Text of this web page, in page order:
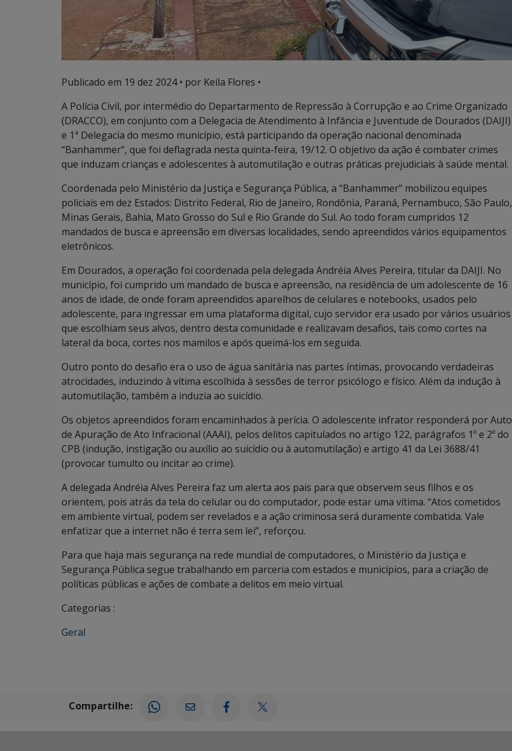
Publicado em 19 dez 2024• por Keila Flores •
A Polícia Civil, por intermédio do Departarmento de Repressão à Corrupção e ao Crime Organizado
(DRACCO), em conjunto com a Delegacia de Atendimento à Infância e Juventude de Dourados (DAIJI)
e 1ª Delegacia do mesmo município, está participando da operação nacional denominada
“Banhammer”, que foi deflagrada nesta quinta-feira, 19/12. O objetivo da ação é combater crimes
que induzam crianças e adolescentes à automutilação e outras práticas prejudiciais à saúde mental.
Coordenada pelo Ministério da Justiça e Segurança Pública, a “Banhammer” mobilizou equipes
policiais em dez Estados: Distrito Federal, Rio de Janeiro, Rondônia, Paraná, Pernambuco, São Paulo,
Minas Gerais, Bahia, Mato Grosso do Sul e Rio Grande do Sul. Ao todo foram cumpridos 12
mandados de busca e apreensão em diversas localidades, sendo apreendidos vários equipamentos
eletrônicos.
Em Dourados, a operação foi coordenada pela delegada Andréia Alves Pereira, titular da DAIJI. No
município, foi cumprido um mandado de busca e apreensão, na residência de um adolescente de 16
anos de idade, de onde foram apreendidos aparelhos de celulares e notebooks, usados pelo
adolescente, para ingressar em uma plataforma digital, cujo servidor era usado por vários usuários
que escolhiam seus alvos, dentro desta comunidade e realizavam desafios, tais como cortes na
lateral da boca, cortes nos mamilos e após queimá-los em seguida.
Outro ponto do desafio era o uso de água sanitária nas partes íntimas, provocando verdadeiras
atrocidades, induzindo à vítima escolhida à sessões de terror psicólogo e físico. Além da indução à
automutilação, também a induzia ao suicídio.
Os objetos apreendidos foram encaminhados à perícia. O adolescente infrator responderá por Auto
de Apuração de Ato Infracional (AAAI), pelos delitos capitulados no artigo 122, parágrafos 1º e 2º do
CPB (indução, instigação ou auxílio ao suicídio ou à automutilação) e artigo 41 da Lei 3688/41
(provocar tumulto ou incitar ao crime).
A delegada Andréia Alves Pereira faz um alerta aos pais para que observem seus filhos e os
orientem, pois atrás da tela do celular ou do computador, pode estar uma vítima. “Atos cometidos
em ambiente virtual, podem ser revelados e a ação criminosa será duramente combatida. Vale
enfatizar que a internet não é terra sem lei”, reforçou.
Para que haja mais segurança na rede mundial de computadores, o Ministério da Justiça e
Segurança Pública segue trabalhando em parceria com estados e municípios, para a criação de
políticas públicas e ações de combate a delitos em meio virtual.
Categorias :
Geral
Compartilhe: